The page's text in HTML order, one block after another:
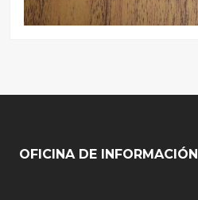
OFICINA DE INFORMACIÓN